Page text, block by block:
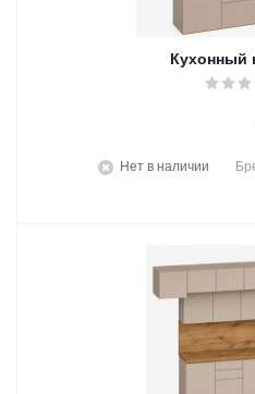
Кухонный
Нет в наличии